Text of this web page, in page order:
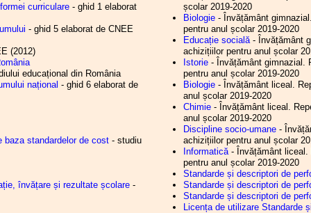
anul 2025
Gradația de merit 2025
Frecvența depunerii certificatului de
certificatului/adeverinței de integritate
comportamentală de către personalul
didactic
Conferința anuală a CAR (IFN) SIP
Precizări privind planurile cadru pentru
Consiliul Liderilor/Biroul Executiv S.I.P.
10.12.2025
Consiliul
Hunedoara -
Județul
sindicală și
08.12.2025
Ședința C.A. al
02.12.2025
Ședința C.A. al
curriculare - ghid 1 elaborat
- ghid 5 elaborat de CNEE
(2012)
educațional din România
național - ghid 6 elaborat de
baza standardelor de cost - studiu
învățare și rezultate școlare -
școlar 2019-2020
Biologie - Învățământ
pentru anul școlar 2019-2020
Educație socială - Învățământ
achizițiilor pentru anul școlar
Istorie - Învățământ gimnazial.
pentru anul școlar 2019-2020
Biologie - Învățământ liceal.
anul școlar 2019-2020
Chimie - Învățământ liceal.
anul școlar 2019-2020
Discipline socio-umane -
achizițiilor pentru anul școlar
Informatică - Învățământ liceal.
pentru anul școlar 2019-2020
Standarde și descriptori de
Standarde și descriptori de
Standarde și descriptori de
Licența de utilizare Standarde